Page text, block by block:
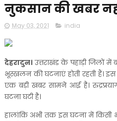
नुकसान की खबर
May 03, 2021 india
देहरादुन।उत्तराखंड के पहाड़ी जिलों
भूस्खलन की घटनाएं होती रहती हैं।
एक बड़ी खबर सामने आई है।
घटना घटी है।
हालांकि अभी तक इस घटना में किसी